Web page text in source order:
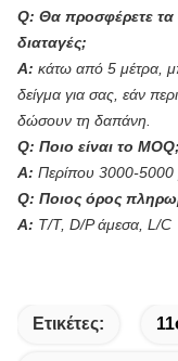
Q: Θα προσφέρετε τα
διαταγές;
Α: κάτω από 5 μέτρα,
δείγμα για σας, εάν
δώσουν τη δαπάνη.
Q: Ποιο είναι το MOQ;
Α: Περίπου 3000-5000
Q: Ποιος όρος
Α: T/T, D/P άμεσα, L/C
Ετικέτες: